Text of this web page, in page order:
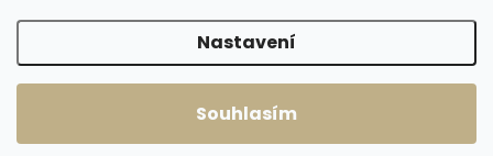
Nastavení
Souhlasím